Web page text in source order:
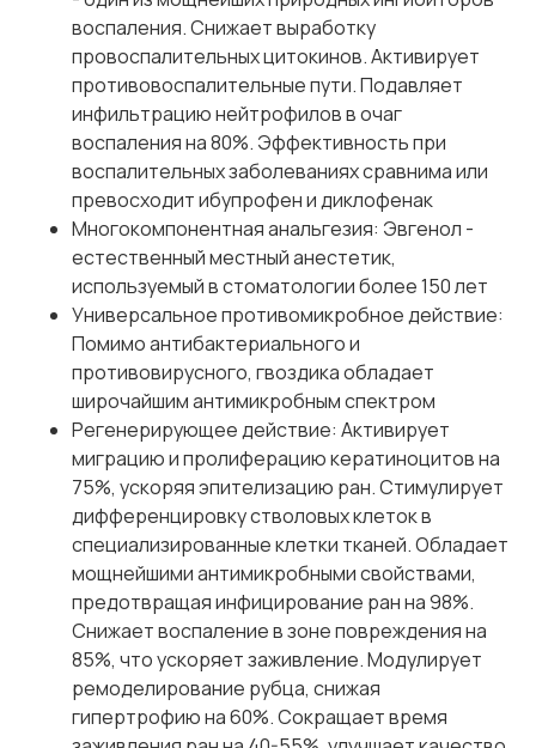
воспаления. Снижает выработку
провоспалительных цитокинов. Активирует
противовоспалительные пути. Подавляет
инфильтрацию нейтрофилов в очаг
воспаления на 80%. Эффективность при
воспалительных заболеваниях сравнима или
превосходит ибупрофен и диклофенак
Многокомпонентная анальгезия: Эвгенол -
естественный местный анестетик,
используемый в стоматологии более 150 лет
Универсальное противомикробное действие:
Помимо антибактериального и
противовирусного, гвоздика обладает
широчайшим антимикробным спектром
Регенерирующее действие: Активирует
миграцию и пролиферацию кератиноцитов на
75%, ускоряя эпителизацию ран. Стимулирует
дифференцировку стволовых клеток в
специализированные клетки тканей. Обладает
мощнейшими антимикробными свойствами,
предотвращая инфицирование ран на 98%.
Снижает воспаление в зоне повреждения на
85%, что ускоряет заживление. Модулирует
ремоделирование рубца, снижая
гипертрофию на 60%. Сокращает время